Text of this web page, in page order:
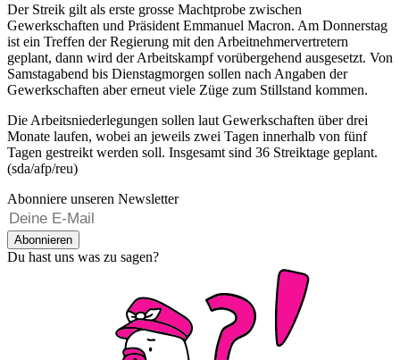
Der Streik gilt als erste grosse Machtprobe zwischen
Gewerkschaften und Präsident Emmanuel Macron. Am Donnerstag
ist ein Treffen der Regierung mit den Arbeitnehmervertretern
geplant, dann wird der Arbeitskampf vorübergehend ausgesetzt. Von
Samstagabend bis Dienstagmorgen sollen nach Angaben der
Gewerkschaften aber erneut viele Züge zum Stillstand kommen.
Die Arbeitsniederlegungen sollen laut Gewerkschaften über drei
Monate laufen, wobei an jeweils zwei Tagen innerhalb von fünf
Tagen gestreikt werden soll. Insgesamt sind 36 Streiktage geplant.
(sda/afp/reu)
Abonniere unseren Newsletter
Abonnieren
Du hast uns was zu sagen?